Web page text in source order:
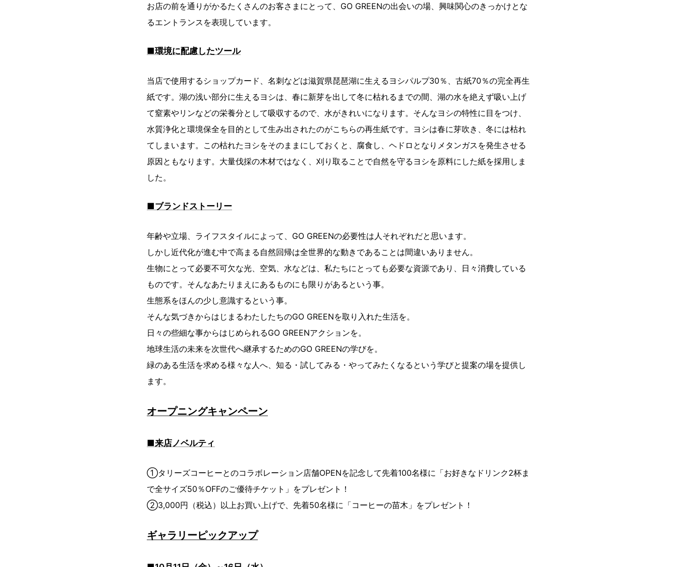
お店の前を通りがかるたくさんのお客さまにとって、GO GREENの出会いの場、興味関心のきっかけとな
るエントランスを表現しています。
■環境に配慮したツール
当店で使用するショップカード、名刺などは滋賀県琵琶湖に生えるヨシパルプ30％、古紙70％の完全再生
紙です。湖の浅い部分に生えるヨシは、春に新芽を出して冬に枯れるまでの間、湖の水を絶えず吸い上げ
て窒素やリンなどの栄養分として吸収するので、水がきれいになります。そんなヨシの特性に目をつけ、
水質浄化と環境保全を目的として生み出されたのがこちらの再生紙です。ヨシは春に芽吹き、冬には枯れ
てしまいます。この枯れたヨシをそのままにしておくと、腐食し、ヘドロとなりメタンガスを発生させる
原因ともなります。大量伐採の木材ではなく、刈り取ることで自然を守るヨシを原料にした紙を採用しま
した。
■ブランドストーリー
年齢や立場、ライフスタイルによって、GO GREENの必要性は人それぞれだと思います。
しかし近代化が進む中で高まる自然回帰は全世界的な動きであることは間違いありません。
生物にとって必要不可欠な光、空気、水などは、私たちにとっても必要な資源であり、日々消費している
ものです。そんなあたりまえにあるものにも限りがあるという事。
生態系をほんの少し意識するという事。
そんな気づきからはじまるわたしたちのGO GREENを取り入れた生活を。
日々の些細な事からはじめられるGO GREENアクションを。
地球生活の未来を次世代へ継承するためのGO GREENの学びを。
緑のある生活を求める様々な人へ、知る・試してみる・やってみたくなるという学びと提案の場を提供し
ます。
オープニングキャンペーン
■来店ノベルティ
①タリーズコーヒーとのコラボレーション店舗OPENを記念して先着100名様に「お好きなドリンク2杯ま
で全サイズ50％OFFのご優待チケット」をプレゼント！
②3,000円（税込）以上お買い上げで、先着50名様に「コーヒーの苗木」をプレゼント！
ギャラリーピックアップ